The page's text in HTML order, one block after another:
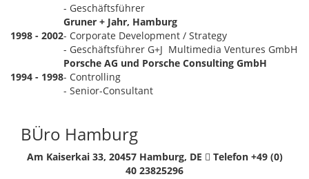
- Geschäftsführer
1998 - 2002
Gruner + Jahr, Hamburg
- Corporate Development / Strategy
- Geschäftsführer G+J Multimedia Ventures GmbH
1994 - 1998
Porsche AG und Porsche Consulting GmbH
- Controlling
- Senior-Consultant
BÜro Hamburg
Am Kaiserkai 33, 20457 Hamburg, DE
Telefon +49 (0)
40 23825296